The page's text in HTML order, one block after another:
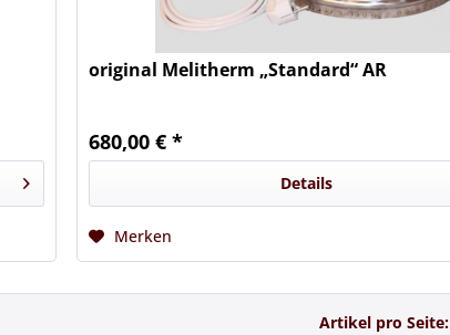
original Melitherm „Standard“ AR
680,00 € *
Details
Merken
Artikel pro Seite: